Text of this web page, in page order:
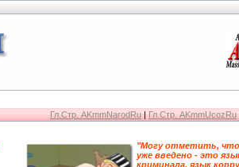
Гл.Стр. AKmmNarodRu | Гл.Стр. AKmmUcozRu
"Могу отметить, что
уже введено - это
криминала, язык